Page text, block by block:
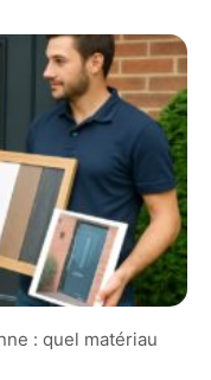
: quel matériau